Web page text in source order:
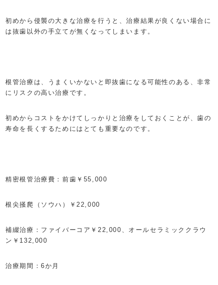
初めから侵襲の大きな治療を行うと、治療結果が良くない場合に
は抜歯以外の手立てが無くなってしまいます。
根管治療は、うまくいかないと即抜歯になる可能性のある、非常
にリスクの高い治療です。
初めからコストをかけてしっかりと治療をしておくことが、歯の
寿命を長くするためにはとても重要なのです。
精密根管治療費：前歯￥55,000
根尖掻爬（ソウハ）￥22,000
補綴治療：ファイバーコア￥22,000、オールセラミッククラウ
ン￥132,000
治療期間：6か月